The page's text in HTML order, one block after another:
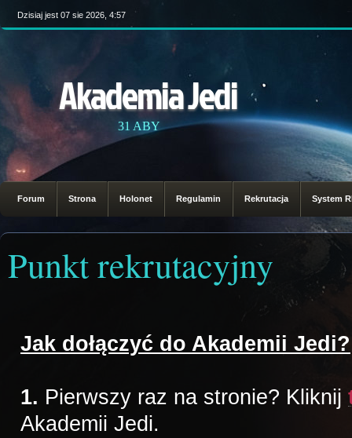
Dzisiaj jest 07 sie 2026, 4:57
Akademia Jedi
31 ABY
Forum Strona Holonet Regulamin Rekrutacja System
Punkt rekrutacyjny
Jak dołączyć do Akademii Jedi?
1. Pierwszy raz na stronie? Kliknij
Akademii Jedi.